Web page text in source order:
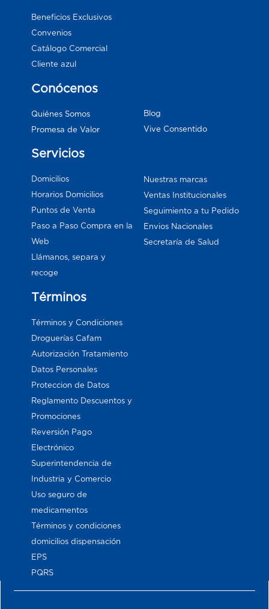
Beneficios Exclusivos
Convenios
Catálogo Comercial
Cliente azul
Conócenos
Quiénes Somos
Promesa de Valor
Blog
Vive Consentido
Servicios
Domicilios
Horarios Domicilios
Puntos de Venta
Paso a Paso Compra en la
Web
Llámanos, separa y
recoge
Nuestras marcas
Ventas Institucionales
Seguimiento a tu Pedido
Envios Nacionales
Secretaría de Salud
Términos
Términos y Condiciones
Droguerías Cafam
Autorización Tratamiento
Datos Personales
Proteccion de Datos
Reglamento Descuentos y
Promociones
Reversión Pago
Electrónico
Superintendencia de
Industria y Comercio
Uso seguro de
medicamentos
Términos y condiciones
domicilios dispensación
EPS
PQRS